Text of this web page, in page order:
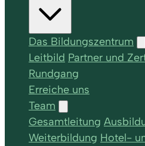
Das Bildungszentrum
Leitbild Partner und
Rundgang
Erreiche uns
Team
Gesamtleitung
Weiterbildung Hotel-